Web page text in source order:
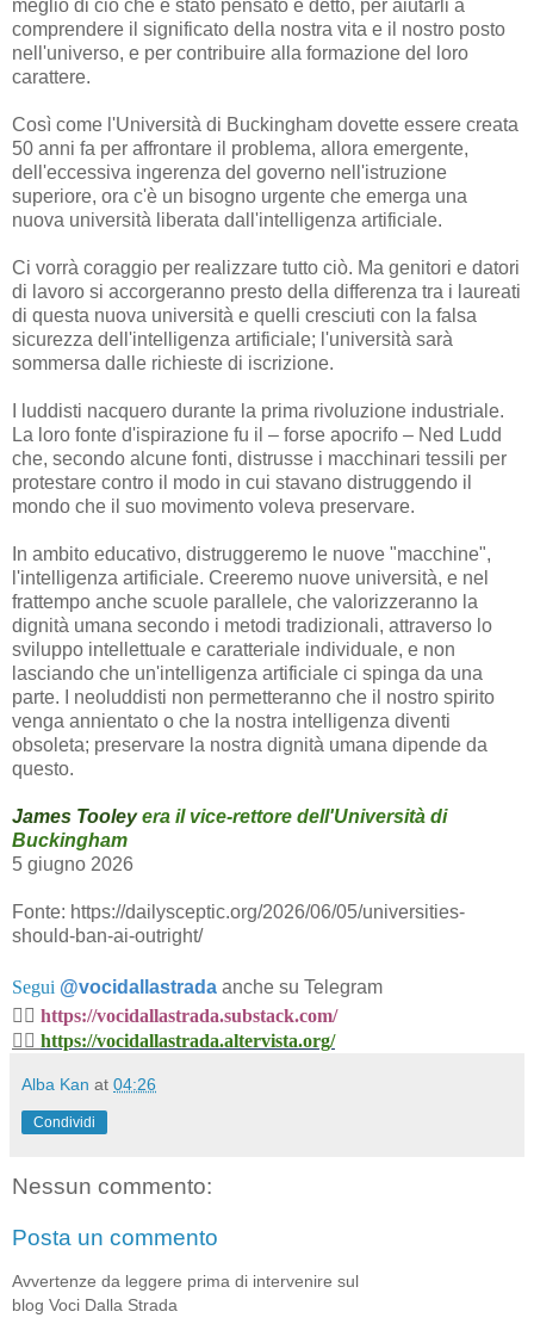
meglio di ciò che è stato pensato e detto, per aiutarli a
comprendere il significato della nostra vita e il nostro posto
nell'universo, e per contribuire alla formazione del loro
carattere.
Così come l'Università di Buckingham dovette essere creata
50 anni fa per affrontare il problema, allora emergente,
dell'eccessiva ingerenza del governo nell'istruzione
superiore, ora c'è un bisogno urgente che emerga una
nuova università liberata dall'intelligenza artificiale.
Ci vorrà coraggio per realizzare tutto ciò. Ma genitori e datori
di lavoro si accorgeranno presto della differenza tra i laureati
di questa nuova università e quelli cresciuti con la falsa
sicurezza dell'intelligenza artificiale; l'università sarà
sommersa dalle richieste di iscrizione.
I luddisti nacquero durante la prima rivoluzione industriale.
La loro fonte d'ispirazione fu il – forse apocrifo – Ned Ludd
che, secondo alcune fonti, distrusse i macchinari tessili per
protestare contro il modo in cui stavano distruggendo il
mondo che il suo movimento voleva preservare.
In ambito educativo, distruggeremo le nuove "macchine",
l'intelligenza artificiale. Creeremo nuove università, e nel
frattempo anche scuole parallele, che valorizzeranno la
dignità umana secondo i metodi tradizionali, attraverso lo
sviluppo intellettuale e caratteriale individuale, e non
lasciando che un'intelligenza artificiale ci spinga da una
parte. I neoluddisti non permetteranno che il nostro spirito
venga annientato o che la nostra intelligenza diventi
obsoleta; preservare la nostra dignità umana dipende da
questo.
James Tooleyera il vice-rettore dell'Università di
Buckingham
5 giugno 2026
Fonte: https://dailysceptic.org/2026/06/05/universities-
should-ban-ai-outright/
Segui @vocidallastrada anche su Telegram
👉🏼 https://vocidallastrada.substack.com/
👉🏼 https://vocidallastrada.altervista.org/
Alba Kan at 04:26
Condividi
Nessun commento:
Posta un commento
Avvertenze da leggere prima di intervenire sul
blog Voci Dalla Strada